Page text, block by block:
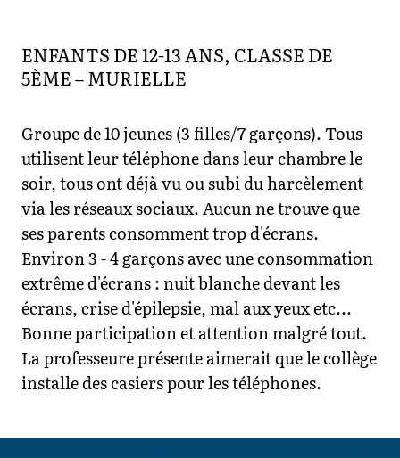
ENFANTS DE 12-13 ANS, CLASSE DE
5ÈME – MURIELLE
Groupe de 10 jeunes (3 filles/7 garçons). Tous
utilisent leur téléphone dans leur chambre le
soir, tous ont déjà vu ou subi du harcèlement
via les réseaux sociaux. Aucun ne trouve que
ses parents consomment trop d'écrans.
Environ 3 - 4 garçons avec une consommation
extrême d'écrans : nuit blanche devant les
écrans, crise d'épilepsie, mal aux yeux etc...
Bonne participation et attention malgré tout.
La professeure présente aimerait que le collège
installe des casiers pour les téléphones.